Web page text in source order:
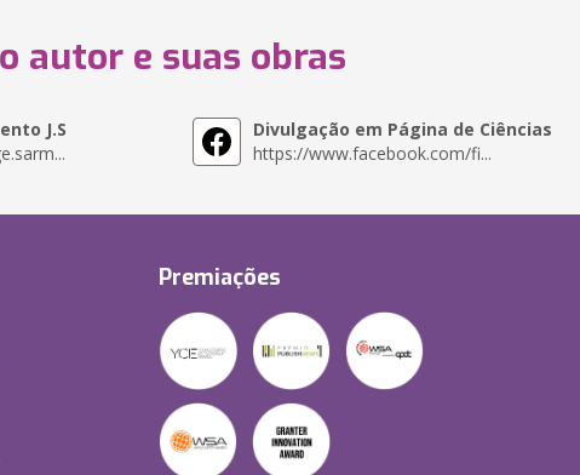
autor e suas obras
J.S
Divulgação em Página de Ciências
https://www.facebook.com/fi...
Premiações